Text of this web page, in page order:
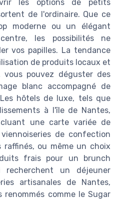
les options de petits
de l'ordinaire. Que ce
moderne ou un élégant
les possibilités ne
vos papilles. La tendance
de produits locaux et
vous pouvez déguster des
blanc accompagné de
hôtels de luxe, tels que
à l'île de Nantes,
une carte variée de
de confection
raffinés, ou même un choix
frais pour un brunch
recherchent un déjeuner
artisanales de Nantes,
renommés comme le Sugar